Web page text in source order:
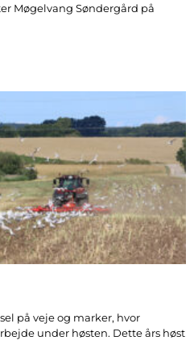
Møgelvang Søndergård på
på veje og marker, hvor
under høsten. Dette års høst